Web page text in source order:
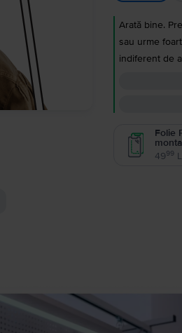
Arată bine.
sau urme
indiferent de
Folie
4999